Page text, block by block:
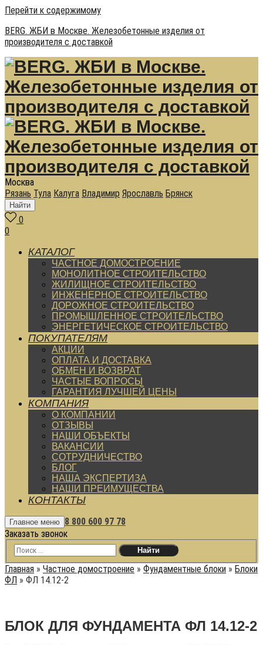
Перейти к содержимому
BERG. ЖБИ в Москве. Железобетонные изделия от
производителя с доставкой
Москва
Рязань Тула Калуга Владимир Ярославль Брянск
Найти
0
0
КАТАЛОГ
ЧАСТНОЕ ДОМОСТРОЕНИЕ
МОНОЛИТНОЕ СТРОИТЕЛЬСТВО
ЖИЛИЩНОЕ СТРОИТЕЛЬСТВО
ИНЖЕНЕРНОЕ СТРОИТЕЛЬСТВО
ДОРОЖНОЕ СТРОИТЕЛЬСТВО
ПРОМЫШЛЕННОЕ СТРОИТЕЛЬСТВО
ЭНЕРГЕТИЧЕСКОЕ СТРОИТЕЛЬСТВО
ПОКУПАТЕЛЯМ
АКЦИИ
ОПЛАТА И ДОСТАВКА
ОБМЕН И ВОЗВРАТ
ЧАСТЫЕ ВОПРОСЫ
ГАРАНТИЯ ЛУЧШЕЙ ЦЕНЫ
КОМПАНИЯ
О КОМПАНИИ
ОТЗЫВЫ
НАШИ ОБЪЕКТЫ
ВАКАНСИИ
СОТРУДНИЧЕСТВО
БЛОГ
НАША ЭКСПЕРТИЗА
НАШИ ПРЕИМУЩЕСТВА
КОНТАКТЫ
Главное меню 8 800 600 97 78
Заказать звонок
Главная » Частное домостроение » Фундаментные блоки » Блоки
ФЛ » ФЛ 14.12-2
БЛОК ДЛЯ ФУНДАМЕНТА ФЛ 14.12-2